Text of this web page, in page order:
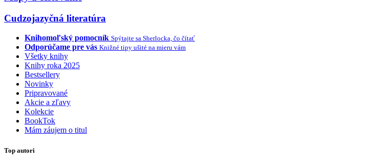
Cudzojazyčná literatúra
Knihomoľský pomocník Spýtajte sa Sherlocka, čo čítať
Odporúčame pre vás Knižné tipy ušité na mieru vám
Všetky knihy
Knihy roka 2025
Bestsellery
Novinky
Pripravované
Akcie a zľavy
Kolekcie
BookTok
Mám záujem o titul
Top autori